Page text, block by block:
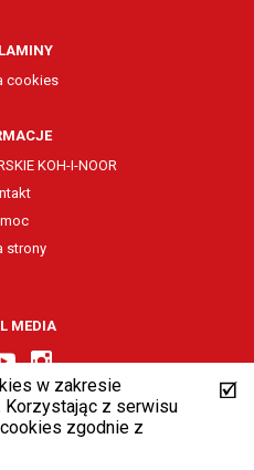
cookies
KOH-I-NOOR
strony
MEDIA
w zakresie
Korzystając z serwisu
zgodnie z